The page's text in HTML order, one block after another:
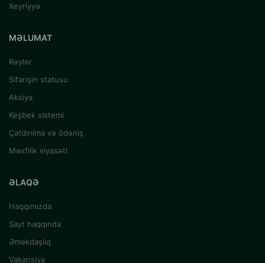
Xeyriyyə
MƏLUMAT
Rəylər
Sifarişin statusu
Aksiya
Keşbek sistemi
Çatdırılma və ödəniş
Məxfilik siyasəti
ƏLAQƏ
Haqqımızda
Sayt haqqında
Əməkdaşlıq
Vakansiya